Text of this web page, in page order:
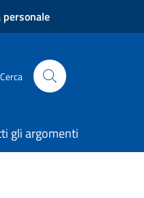
personale
Cerca
gli argomenti